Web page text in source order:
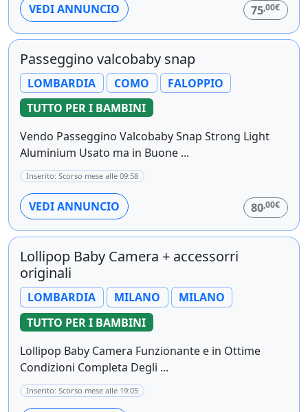
VEDI ANNUNCIO 75,00€
Passeggino valcobaby snap
LOMBARDIA COMO
FALOPPIO
TUTTO PER I BAMBINI
Vendo Passeggino Valcobaby Snap Strong Light
Aluminium Usato ma in Buone ...
Inserito: Scorso mese alle 09:58
VEDI ANNUNCIO 80,00€
Lollipop Baby Camera + accessorri
originali
LOMBARDIA MILANO
MILANO
TUTTO PER I BAMBINI
Lollipop Baby Camera Funzionante e in Ottime
Condizioni Completa Degli ...
Inserito: Scorso mese alle 19:05